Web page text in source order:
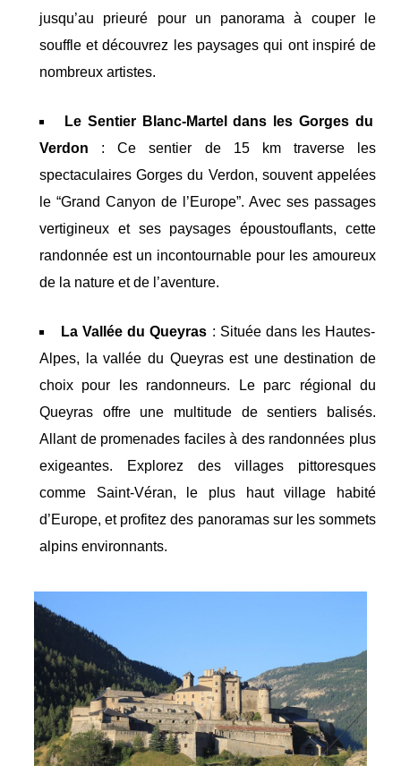
jusqu’au prieuré pour un panorama à couper le
souffle et découvrez les paysages qui ont inspiré de
nombreux artistes.
Le Sentier Blanc-Martel dans les Gorges du
Verdon : Ce sentier de 15 km traverse les
spectaculaires Gorges du Verdon, souvent appelées
le “Grand Canyon de l’Europe”. Avec ses passages
vertigineux et ses paysages époustouflants, cette
randonnée est un incontournable pour les amoureux
de la nature et de l’aventure.
La Vallée du Queyras : Située dans les Hautes-
Alpes, la vallée du Queyras est une destination de
choix pour les randonneurs. Le parc régional du
Queyras offre une multitude de sentiers balisés.
Allant de promenades faciles à des randonnées plus
exigeantes. Explorez des villages pittoresques
comme Saint-Véran, le plus haut village habité
d’Europe, et profitez des panoramas sur les sommets
alpins environnants.